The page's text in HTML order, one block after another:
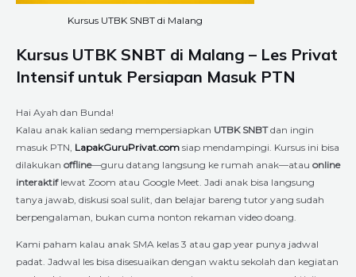
Kursus UTBK SNBT di Malang
Kursus UTBK SNBT di Malang – Les Privat
Intensif untuk Persiapan Masuk PTN
Hai Ayah dan Bunda!
Kalau anak kalian sedang mempersiapkan UTBK SNBTdan ingin
masuk PTN, LapakGuruPrivat.com siap mendampingi. Kursus ini bisa
dilakukan offline—guru datang langsung ke rumah anak—atau online
interaktiflewat Zoom atau Google Meet. Jadi anak bisa langsung
tanya jawab, diskusi soal sulit, dan belajar bareng tutor yang sudah
berpengalaman, bukan cuma nonton rekaman video doang.
Kami paham kalau anak SMA kelas 3 atau gap year punya jadwal
padat. Jadwal les bisa disesuaikan dengan waktu sekolah dan kegiatan